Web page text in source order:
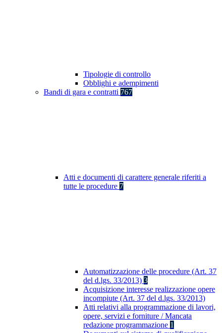
Tipologie di controllo
Obblighi e adempimenti
Bandi di gara e contratti 767
Atti e documenti di carattere generale riferiti a
tutte le procedure 7
Automatizzazione delle procedure (Art. 37
del d.lgs. 33/2013) 3
Acquisizione interesse realizzazione opere
incompiute (Art. 37 del d.lgs. 33/2013)
Atti relativi alla programmazione di lavori,
opere, servizi e forniture / Mancata
redazione programmazione 1